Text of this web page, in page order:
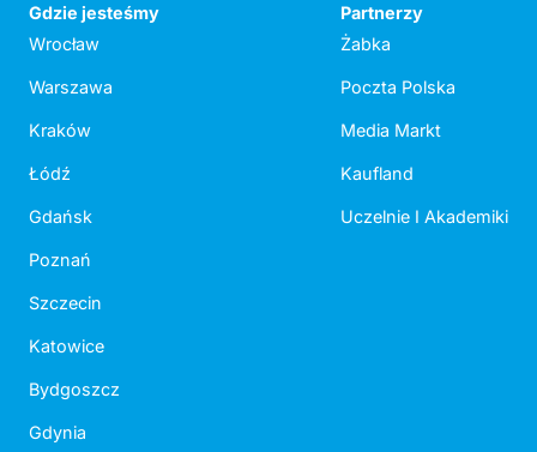
Gdzie jesteśmy
Wrocław
Warszawa
Kraków
Łódź
Gdańsk
Poznań
Szczecin
Katowice
Bydgoszcz
Gdynia
Partnerzy
Żabka
Poczta Polska
Media Markt
Kaufland
Uczelnie I Akademiki